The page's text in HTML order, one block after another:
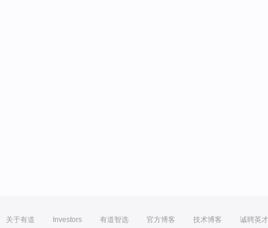
关于有道 Investors 有道智选 官方博客 技术博客 诚聘英才